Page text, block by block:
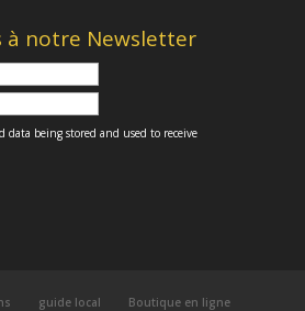
à notre Newsletter
data being stored and used to receive
guide local Boutique en ligne